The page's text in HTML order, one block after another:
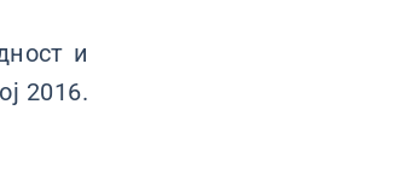
и
2016.